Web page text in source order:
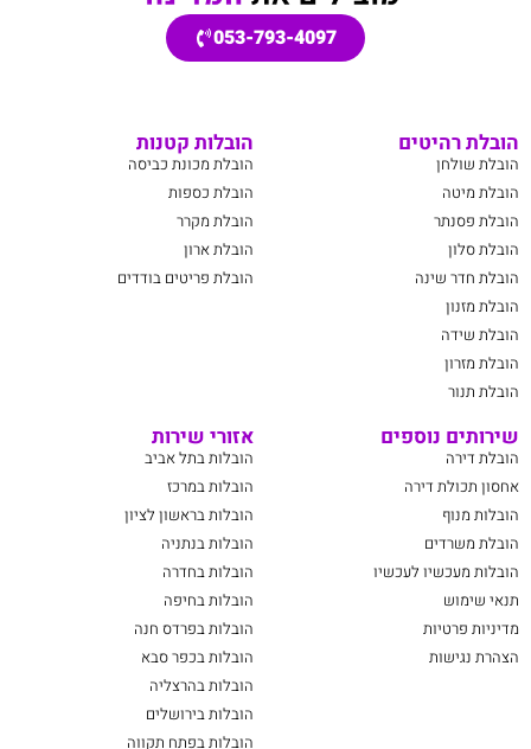
053-793-4097
הובלת רהיטים
הובלת שולחן
הובלת מיטה
הובלת פסנתר
הובלת סלון
הובלת חדר שינה
הובלת מזנון
הובלת שידה
הובלת מזרון
הובלת תנור
הובלות קטנות
הובלת מכונת כביסה
הובלת כספות
הובלת מקרר
הובלת ארון
הובלת פריטים בודדים
שירותים נוספים
הובלת דירה
אחסון תכולת דירה
הובלות מנוף
הובלת משרדים
הובלות מעכשיו לעכשיו
תנאי שימוש
מדיניות פרטיות
הצהרת נגישות
אזורי שירות
הובלות בתל אביב
הובלות במרכז
הובלות בראשון לציון
הובלות בנתניה
הובלות בחדרה
הובלות בחיפה
הובלות בפרדס חנה
הובלות בכפר סבא
הובלות בהרצליה
הובלות בירושלים
הובלות בפתח תקווה